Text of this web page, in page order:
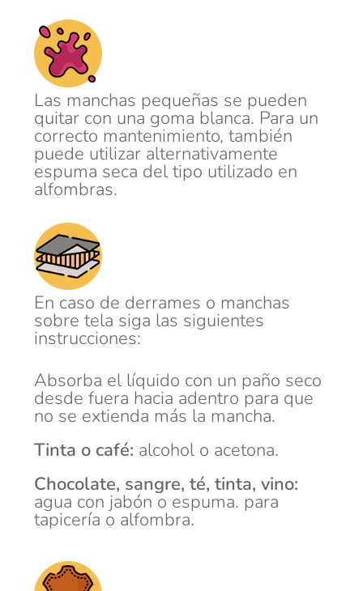
Las manchas pequeñas se pueden
quitar con una goma blanca. Para un
correcto mantenimiento, también
puede utilizar alternativamente
espuma seca del tipo utilizado en
alfombras.
En caso de derrames o manchas
sobre tela siga las siguientes
instrucciones:
Absorba el líquido con un paño seco
desde fuera hacia adentro para que
no se extienda más la mancha.
Tinta o café: alcohol o acetona.
Chocolate, sangre, té, tinta, vino:
agua con jabón o espuma. para
tapicería o alfombra.